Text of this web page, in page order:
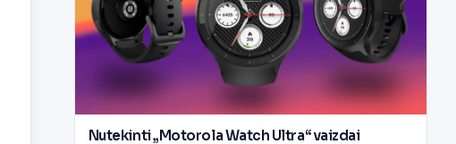
Nutekinti „Motorola Watch Ultra“ vaizdai